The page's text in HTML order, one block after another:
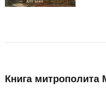
Книга митрополита